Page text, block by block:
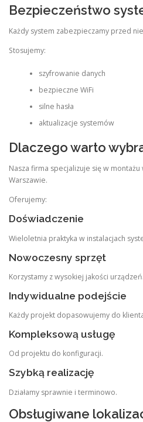
Bezpieczeństwo
Każdy system zabezpieczamy przed
Stosujemy:
szyfrowanie danych
bezpieczne WiFi
silne hasła
aktualizacje systemów
Dlaczego warto
Nasza firma specjalizuje się w
Warszawie.
Oferujemy:
Doświadczenie
Wieloletnia praktyka w instalacjach
Nowoczesny sprzęt
Korzystamy z wysokiej jakości urządzeń.
Indywidualne podejście
Każdy projekt dopasowujemy do
Kompleksową usługę
Od projektu do konfiguracji.
Szybką realizację
Działamy sprawnie i terminowo.
Obsługiwane